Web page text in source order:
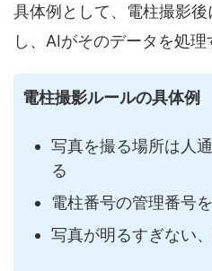
具体例として、電柱撮影
し、AIがそのデータを処理
電柱撮影ルールの具体例
写真を撮る場所は人
る
電柱番号の管理番号
写真が明るすぎない